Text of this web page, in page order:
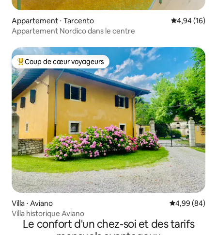
Appartement ⋅ Tarcento Évaluation
4,94 (16)
Appartement Nordico dans le centre
Coups de cœur voyageurs les plus appréciés
Coup de cœur voyageurs
Villa ⋅ Aviano Évaluation
4,99 (84)
Villa historique Aviano
Le confort d'un chez-soi et des tarifs